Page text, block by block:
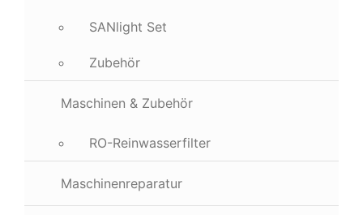
SANlight Set
Zubehör
Maschinen & Zubehör
RO-Reinwasserfilter
Maschinenreparatur